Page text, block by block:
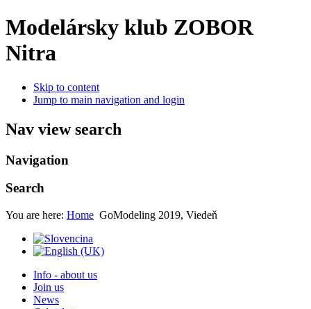
Modelársky klub ZOBOR
Nitra
Skip to content
Jump to main navigation and login
Nav view search
Navigation
Search
You are here: Home GoModeling 2019, Viedeň
Info - about us
Join us
News